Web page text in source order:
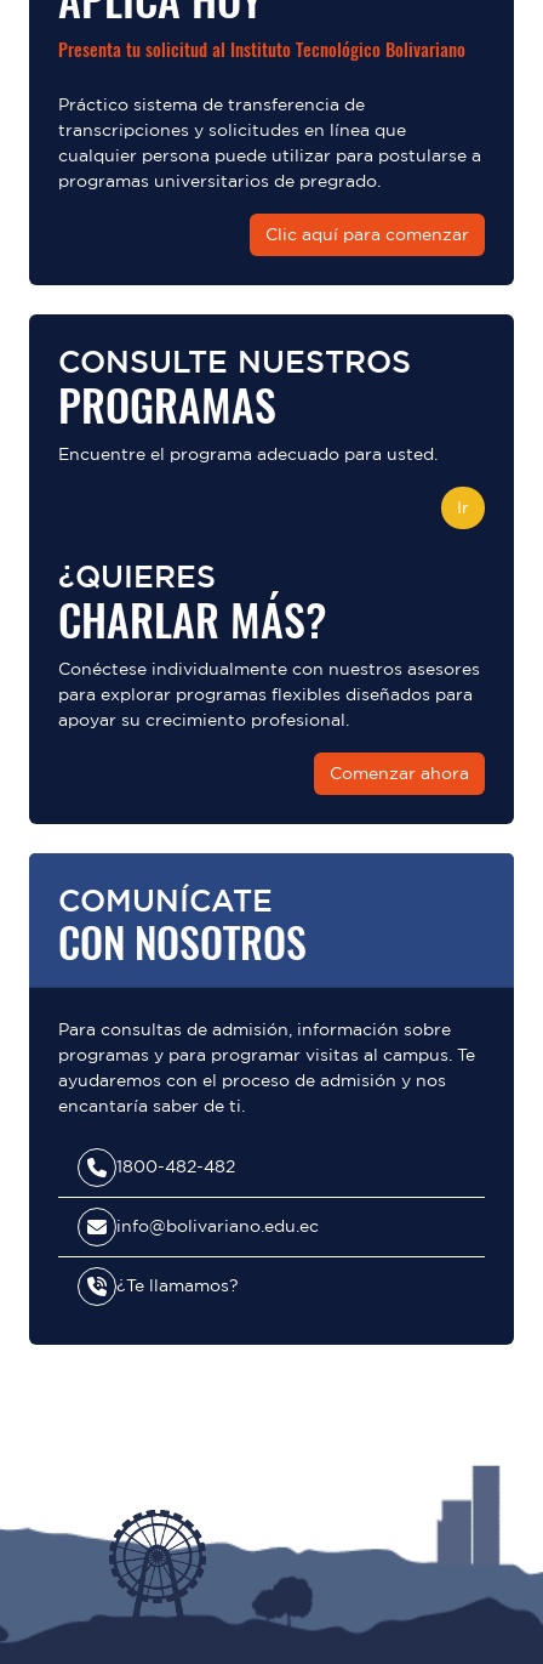
Presenta tu solicitud al Instituto Tecnológico Bolivariano
Práctico sistema de transferencia de
transcripciones y solicitudes en línea que
cualquier persona puede utilizar para postularse a
programas universitarios de pregrado.
Clic aquí para comenzar
CONSULTE NUESTROS
PROGRAMAS
Encuentre el programa adecuado para usted.
Ir
¿QUIERES
CHARLAR MÁS?
Conéctese individualmente con nuestros asesores
para explorar programas flexibles diseñados para
apoyar su crecimiento profesional.
Comenzar ahora
COMUNÍCATE
CON NOSOTROS
Para consultas de admisión, información sobre
programas y para programar visitas al campus. Te
ayudaremos con el proceso de admisión y nos
encantaría saber de ti.
1800-482-482
info@bolivariano.edu.ec
¿Te llamamos?